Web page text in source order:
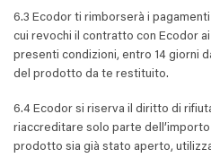
6.3 Ecodor ti rimborserà i
cui revochi il contratto con Ecodor
presenti condizioni, entro 14 giorni
del prodotto da te restituito.
6.4 Ecodor si riserva il diritto di
riaccreditare solo parte
prodotto sia già stato aperto,